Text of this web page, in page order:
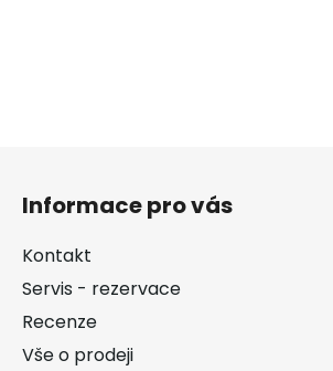
Informace pro vás
Kontakt
Servis - rezervace
Recenze
Vše o prodeji